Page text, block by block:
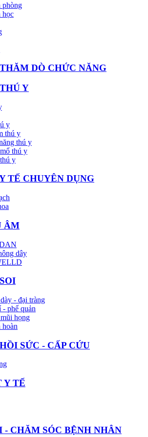
phòng
học
DÒ CHỨC NĂNG
Y
y
thú y
thú y
thú y
y
TẾ CHUYÊN DỤNG
ÂM
dây
- đại tràng
phế quản
họng
SỨC - CẤP CỨU
Y TẾ
- CHĂM SÓC BỆNH NHÂN